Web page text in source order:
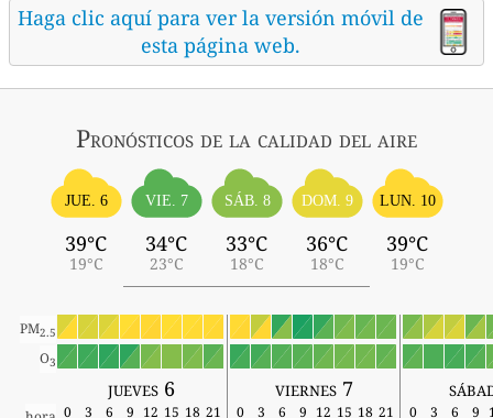
Haga clic aquí para ver la versión móvil de
esta página web.
Pronósticos de la calidad del aire
JUE. 6
39°C
19°C
VIE. 7
34°C
23°C
SÁB. 8
33°C
18°C
DOM. 9
36°C
18°C
LUN. 10
39°C
19°C
PM2.5
O3
jueves 6 viernes 7
0 3 6 9 12 15 18 21 0 3 6 9 12 15 18 21 0 3 6 9